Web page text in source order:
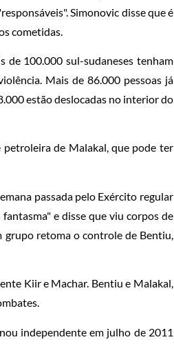
Simonovic disse que é
cometidas.
de 100.000 sul-sudaneses tenham
Mais de 86.000 pessoas já
estão deslocadas no interior do
de Malakal, que pode ter
passada pelo Exército regular
e disse que viu corpos de
grupo retoma o controle de Bentiu,
Kiir e Machar. Bentiu e Malakal,
independente em julho de 2011